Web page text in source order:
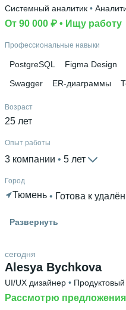
Системный аналитик •
От 90 000 ₽ • Ищу работу
Профессиональные навыки
PostgreSQL Figma Design
Swagger
ER-диаграммы
Возраст
25 лет
Опыт работы
3 компании 5 лет
Город
Тюмень • Готова к
Гражданство
Высшее образование
ТюмГУ • Школа
Дополнительное образование
Сириус
Развернуть
Alesya Bychkova
сегодня
UI/UX дизайнер •
Рассмотрю предложения